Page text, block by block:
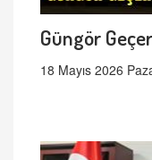
Güngör
18 Mayıs 2026